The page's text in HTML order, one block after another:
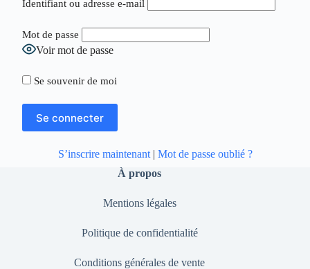
Identifiant ou adresse e-mail
Mot de passe
Voir mot de passe
Se souvenir de moi
S’inscrire maintenant| Mot de passe oublié ?
À propos
Mentions légales
Politique de confidentialité
Conditions générales de vente